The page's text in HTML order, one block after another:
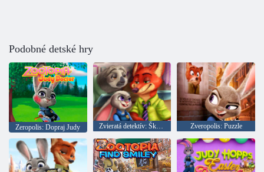
Podobné detské hry
Zeropolis: Dopraj Judy Zvieratá detektív: Škodlivý vyšetrovanie Zveropolis: Puzzle